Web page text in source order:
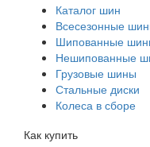
Каталог шин
Всесезонные
Шипованные
Нешипованные
Грузовые шины
Стальные диски
Колеса в сборе
Как купить